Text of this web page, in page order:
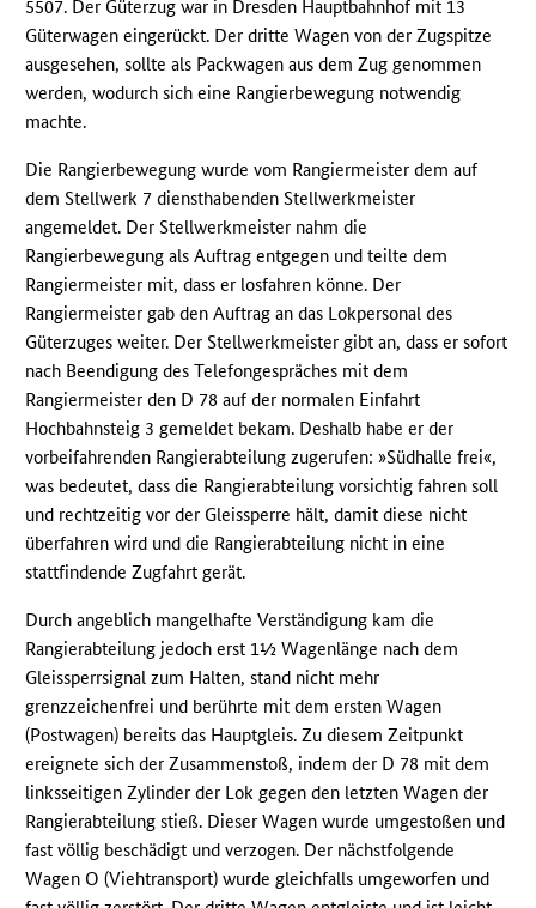
5507. Der Güterzug war in Dresden Hauptbahnhof mit 13
Güterwagen eingerückt. Der dritte Wagen von der Zugspitze
ausgesehen, sollte als Packwagen aus dem Zug genommen
werden, wodurch sich eine Rangierbewegung notwendig
machte.
Die Rangierbewegung wurde vom Rangiermeister dem auf
dem Stellwerk 7 diensthabenden Stellwerkmeister
angemeldet. Der Stellwerkmeister nahm die
Rangierbewegung als Auftrag entgegen und teilte dem
Rangiermeister mit, dass er losfahren könne. Der
Rangiermeister gab den Auftrag an das Lokpersonal des
Güterzuges weiter. Der Stellwerkmeister gibt an, dass er sofort
nach Beendigung des Telefongespräches mit dem
Rangiermeister den D 78 auf der normalen Einfahrt
Hochbahnsteig 3 gemeldet bekam. Deshalb habe er der
vorbeifahrenden Rangierabteilung zugerufen: »Südhalle frei«,
was bedeutet, dass die Rangierabteilung vorsichtig fahren soll
und rechtzeitig vor der Gleissperre hält, damit diese nicht
überfahren wird und die Rangierabteilung nicht in eine
stattfindende Zugfahrt gerät.
Durch angeblich mangelhafte Verständigung kam die
Rangierabteilung jedoch erst 1½ Wagenlänge nach dem
Gleissperrsignal zum Halten, stand nicht mehr
grenzzeichenfrei und berührte mit dem ersten Wagen
(Postwagen) bereits das Hauptgleis. Zu diesem Zeitpunkt
ereignete sich der Zusammenstoß, indem der D 78 mit dem
linksseitigen Zylinder der Lok gegen den letzten Wagen der
Rangierabteilung stieß. Dieser Wagen wurde umgestoßen und
fast völlig beschädigt und verzogen. Der nächstfolgende
Wagen O (Viehtransport) wurde gleichfalls umgeworfen und